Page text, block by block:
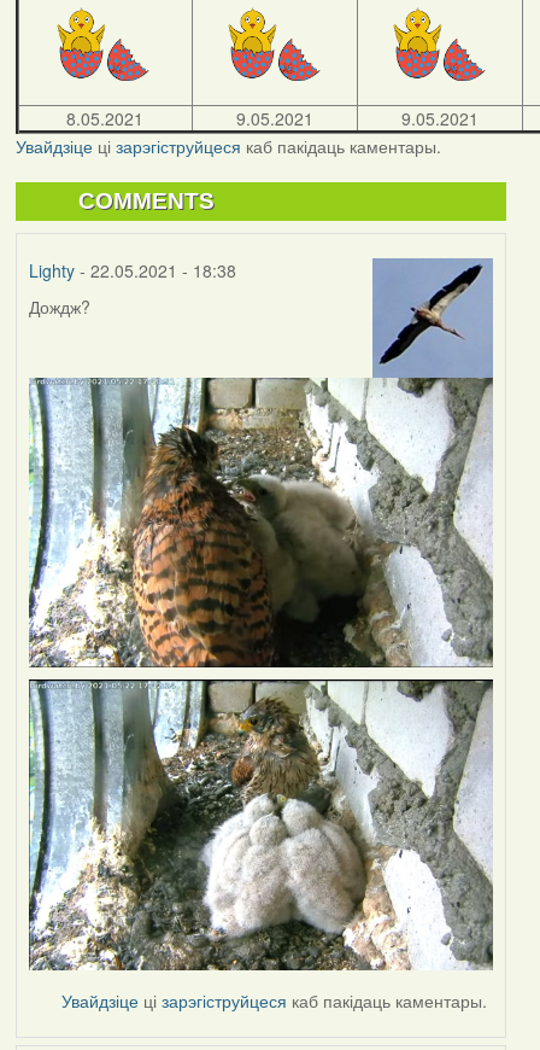
8.05.2021 9.05.2021
9.05.2021
Увайдзіцеці зарэгіструйцеся каб пакідаць каментары.
COMMENTS
Lighty- 22.05.2021 - 18:38
Дождж?
Увайдзіце цізарэгіструйцеся каб пакідаць каментары.